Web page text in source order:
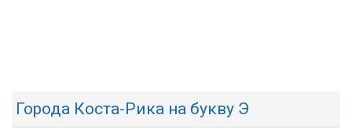
Города Коста-Рика на букву Э